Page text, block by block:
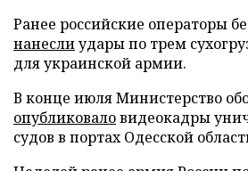
Ранее российские операторы
нанеслиудары по трем
для украинской армии.
В конце июля Министерство
опубликоваловидеокадры
судов в портах Одесской